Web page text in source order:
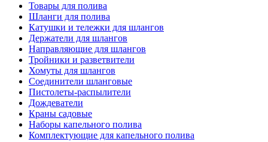
Товары для полива
Шланги для полива
Катушки и тележки для шлангов
Держатели для шлангов
Направляющие для шлангов
Тройники и разветвители
Хомуты для шлангов
Соединители шланговые
Пистолеты-распылители
Дождеватели
Краны садовые
Наборы капельного полива
Комплектующие для капельного полива